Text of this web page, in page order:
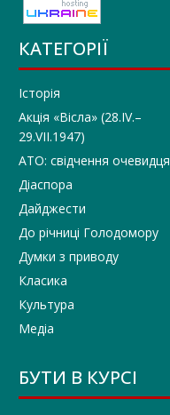
КАТЕГОРІЇ
Історія
Акція «Вісла» (28.IV.–
29.VII.1947)
АТО: свідчення очевидця
Діаспора
Дайджести
До річниці Голодомору
Думки з приводу
Класика
Культура
Медіа
БУТИ В КУРСІ